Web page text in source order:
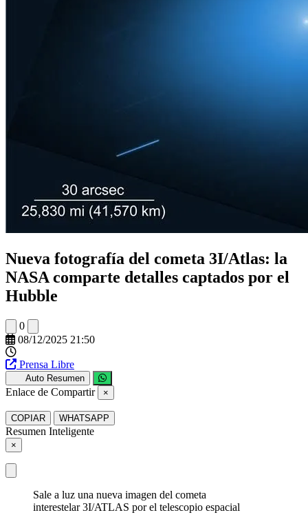
Nueva fotografía del cometa 3I/Atlas: la
NASA comparte detalles captados por el
Hubble
0
08/12/2025 21:50
Prensa Libre
Auto Resumen
Enlace de Compartir ×
COPIAR WHATSAPP
Resumen Inteligente
×
Sale a luz una nueva imagen del cometa
interestelar 3I/ATLAS por el telescopio espacial